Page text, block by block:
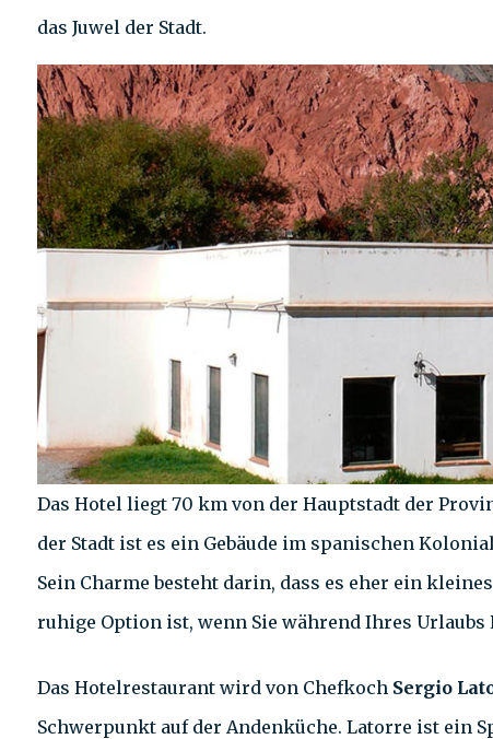
das Juwel der Stadt.
Das Hotel liegt 70 km von der Hauptstadt der
der Stadt ist es ein Gebäude im spanischen
Sein Charme besteht darin, dass es eher ein
ruhige Option ist, wenn Sie während Ihres Urlaubs
Das Hotelrestaurant wird von Chefkoch Sergio
Schwerpunkt auf der Andenküche. Latorre ist ein